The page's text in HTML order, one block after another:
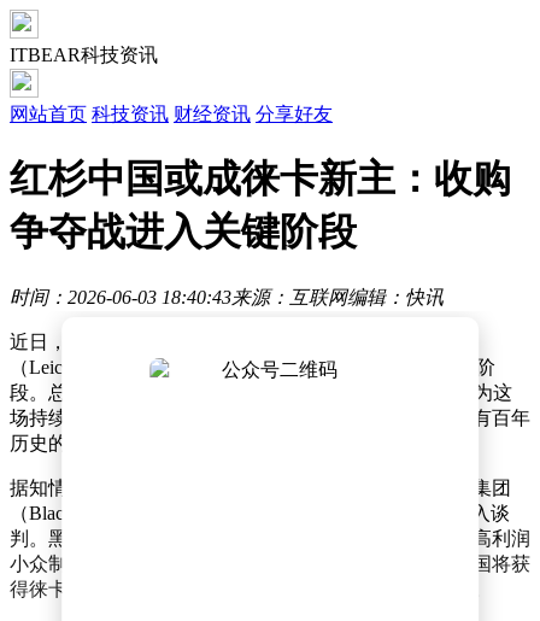
ITBEAR科技资讯
网站首页 科技资讯 财经资讯 分享好友
红杉中国或成徕卡新主：收购
争夺战进入关键阶段
时间：2026-06-03 18:40:43来源：互联网编辑：快讯
近日，一场围绕德国高端相机制造商徕卡相机股份公司
（Leica Camera AG）控制权的争夺战，正悄然进入关键阶
段。总部位于香港的投资公司红杉中国（HSG），已成为这
场持续多年博弈中的有力竞争者，有望最终掌控这家拥有百年
历史的精密光学企业。
据知情人士透露，红杉中国正与全球知名投资机构黑石集团
（Blackstone Inc.）就收购其持有的徕卡45%股份展开深入谈
判。黑石集团于数年前购入这部分股权，此举是其投资高利润
小众制造商战略的重要布局。若交易顺利达成，红杉中国将获
得徕卡近半数股权，为其进一步收购剩余股份奠定基础。